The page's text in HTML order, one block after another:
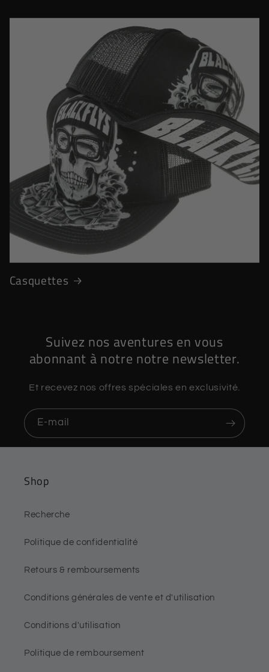
Casquettes
Suivez nos aventures en vous
abonnant à notre notre newsletter.
Et recevez nos offres spéciales en exclusivité.
E-mail
Shop
Recherche
Politique de confidentialité
Retours & remboursements
Conditions générales de vente et d'utilisation
Conditions d'utilisation
Politique de remboursement